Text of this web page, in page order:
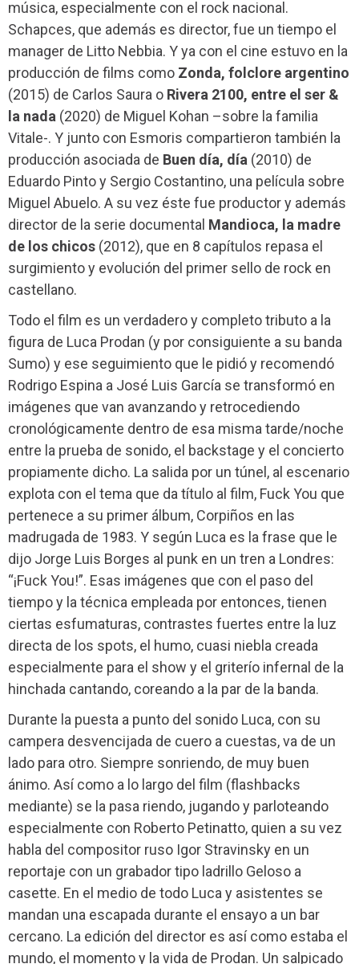
música, especialmente con el rock nacional.
Schapces, que además es director, fue un tiempo el
manager de Litto Nebbia. Y ya con el cine estuvo en la
producción de films como Zonda, folclore argentino
(2015) de Carlos Saura o Rivera 2100, entre el ser &
la nada (2020) de Miguel Kohan –sobre la familia
Vitale-. Y junto con Esmoris compartieron también la
producción asociada de Buen día, día (2010) de
Eduardo Pinto y Sergio Costantino, una película sobre
Miguel Abuelo. A su vez éste fue productor y además
director de la serie documental Mandioca, la madre
de los chicos (2012), que en 8 capítulos repasa el
surgimiento y evolución del primer sello de rock en
castellano.
Todo el film es un verdadero y completo tributo a la
figura de Luca Prodan (y por consiguiente a su banda
Sumo) y ese seguimiento que le pidió y recomendó
Rodrigo Espina a José Luis García se transformó en
imágenes que van avanzando y retrocediendo
cronológicamente dentro de esa misma tarde/noche
entre la prueba de sonido, el backstage y el concierto
propiamente dicho. La salida por un túnel, al escenario
explota con el tema que da título al film, Fuck You que
pertenece a su primer álbum, Corpiños en las
madrugada de 1983. Y según Luca es la frase que le
dijo Jorge Luis Borges al punk en un tren a Londres:
“¡Fuck You!”. Esas imágenes que con el paso del
tiempo y la técnica empleada por entonces, tienen
ciertas esfumaturas, contrastes fuertes entre la luz
directa de los spots, el humo, cuasi niebla creada
especialmente para el show y el griterío infernal de la
hinchada cantando, coreando a la par de la banda.
Durante la puesta a punto del sonido Luca, con su
campera desvencijada de cuero a cuestas, va de un
lado para otro. Siempre sonriendo, de muy buen
ánimo. Así como a lo largo del film (flashbacks
mediante) se la pasa riendo, jugando y parloteando
especialmente con Roberto Petinatto, quien a su vez
habla del compositor ruso Igor Stravinsky en un
reportaje con un grabador tipo ladrillo Geloso a
casette. En el medio de todo Luca y asistentes se
mandan una escapada durante el ensayo a un bar
cercano. La edición del director es así como estaba el
mundo, el momento y la vida de Prodan. Un salpicado